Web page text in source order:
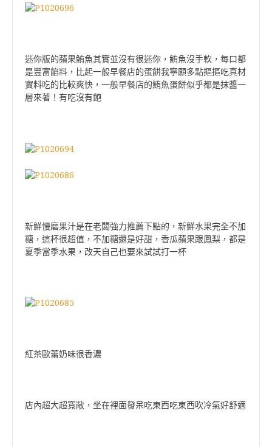
迷你版的蘋果鮪魚其實並沒有很迷你，鮪魚沒手軟，每口都
是豐富餡料，比起一般早餐店的蛋餅我寧願多點摳摳吃真材
實料吃的比較爽快，一般早餐店的鮪魚蛋餅似乎都是抹醬一
層來著！有吃沒有飽
新鮮慢磨果汁是在老闆強力推薦下點的，新鮮水果完全不加
糖，這杯很超值，不加糖還是好甜，香瓜蘋果跟鳳梨，都是
夏季當季水果，改天自己也要來試試打一杯
紅茶歐蕾奶味很香濃
店內超大超寬敞，坐在裡面發呆吃東西吃東西吹冷氣好舒適